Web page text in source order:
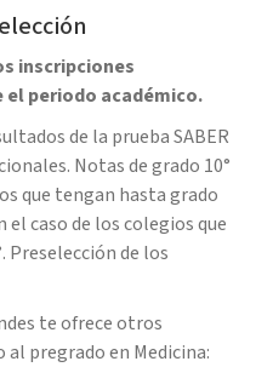
inscripciones
periodo académico.
de la prueba SABER
Notas de grado 10°
que tengan hasta grado
el caso de los colegios que
Preselección de los
te ofrece otros
pregrado en Medicina: